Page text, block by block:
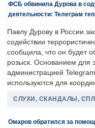
ФСБ обвинила Дурова в
деятельности: Телеграм
Павлу Дурову в России
содействии
сообщила, что он будет
розыск. Основанием для
администрацией
используются для
СЛУХИ, СКАНДАЛЫ,
Омаров обратился за